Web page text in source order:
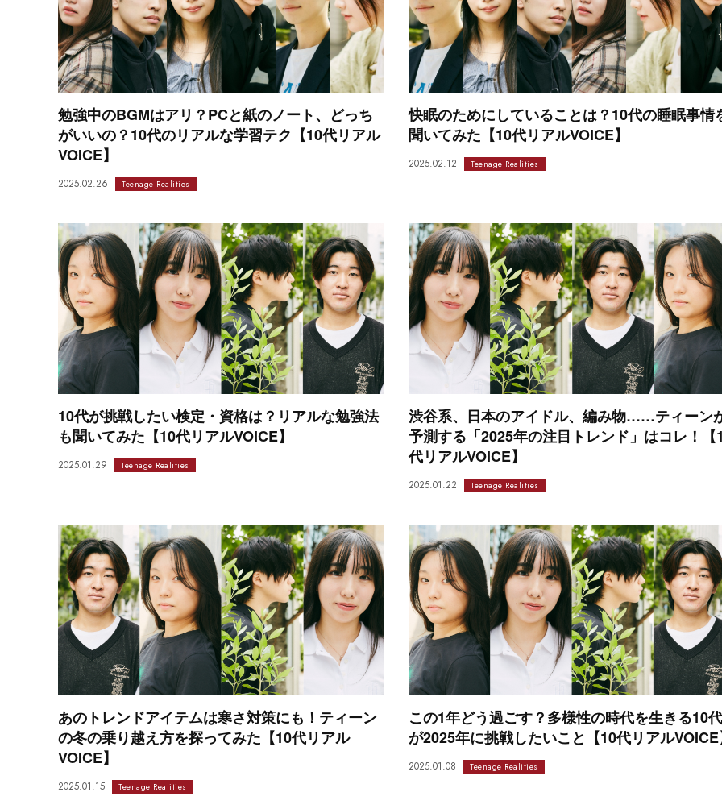
勉強中のBGMはアリ？PCと紙のノート、どっち
がいいの？10代のリアルな学習テク【10代リアル
VOICE】
2025.02.26 Teenage Realities
快眠のためにしていることは？10代の睡眠事情
聞いてみた【10代リアルVOICE】
2025.02.12 Teenage Realities
10代が挑戦したい検定・資格は？リアルな勉強法
も聞いてみた【10代リアルVOICE】
2025.01.29 Teenage Realities
渋谷系、日本のアイドル、編み物……ティーン
予測する「2025年の注目トレンド」はコレ！【
代リアルVOICE】
2025.01.22 Teenage Realities
あのトレンドアイテムは寒さ対策にも！ティーン
の冬の乗り越え方を探ってみた【10代リアル
VOICE】
2025.01.15 Teenage Realities
この1年どう過ごす？多様性の時代を生きる10代
が2025年に挑戦したいこと【10代リアル
2025.01.08 Teenage Realities